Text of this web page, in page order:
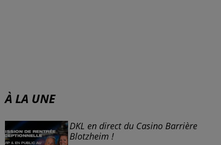
À LA UNE
DKL en direct du Casino Barrière
Blotzheim !